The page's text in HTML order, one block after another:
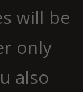
will be
only
also